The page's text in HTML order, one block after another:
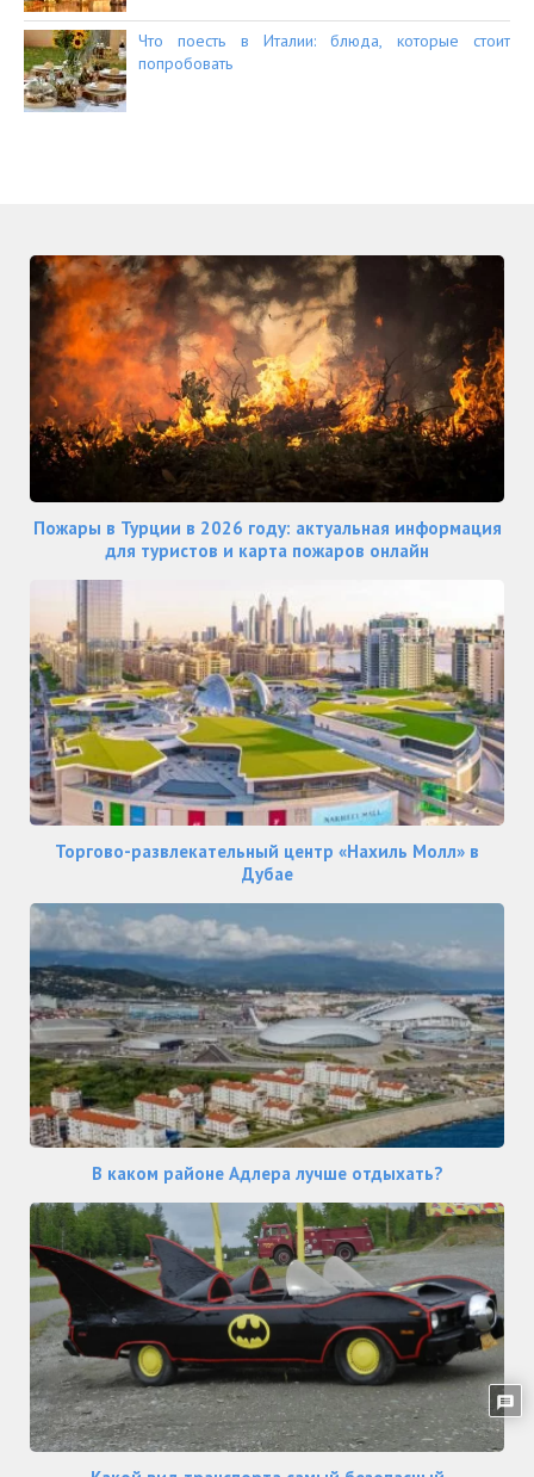
Что поесть в Италии: блюда, которые стоит
попробовать
Пожары в Турции в 2026 году: актуальная информация
для туристов и карта пожаров онлайн
Торгово-развлекательный центр «Нахиль Молл» в
Дубае
В каком районе Адлера лучше отдыхать?